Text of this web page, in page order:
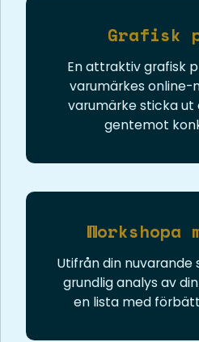
Grafisk
En attraktiv grafisk
varumärkes online-
varumärke sticka ut
gentemot
Workshopa
Utifrån din nuvarande
grundlig analys av
en lista med